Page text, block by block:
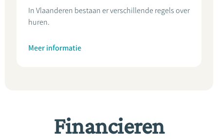
In Vlaanderen bestaan er verschillende regels over
huren.
Meer informatie
Financieren